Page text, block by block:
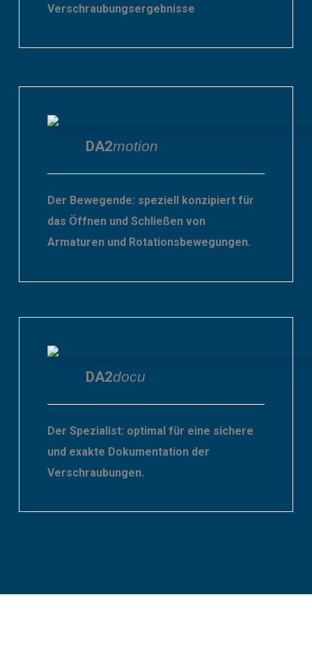
Verschraubungsergebnisse
DA2motion
Der Bewegende: speziell konzipiert für
das Öffnen und Schließen von
Armaturen und Rotationsbewegungen.
DA2docu
Der Spezialist: optimal für eine sichere
und exakte Dokumentation der
Verschraubungen.